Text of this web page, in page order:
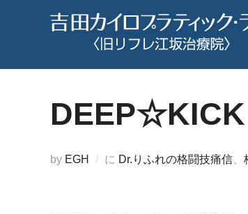
ン
by EGH に Dr.りふれの格闘技痛信